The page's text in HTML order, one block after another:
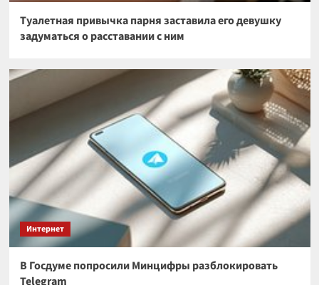
Туалетная привычка парня заставила его девушку
задуматься о расставании с ним
Интернет
В Госдуме попросили Минцифры разблокировать
Telegram